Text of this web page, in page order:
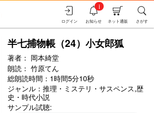
さがす
ネット通販
お知らせ
i
ログイン
半七捕物帳（24）小女郎狐
著者： 岡本綺堂
朗読： 竹原てん
総朗読時間：1時間5分10秒
ジャンル： 推理・ミステリ・サスペンス,歴
史・時代小説
サンプル試聴: